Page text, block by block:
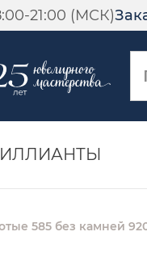
21:00 (МСК)
585 без камней